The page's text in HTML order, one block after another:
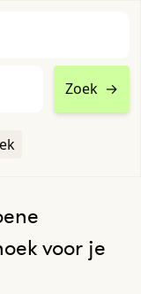
Zoek →
voor je